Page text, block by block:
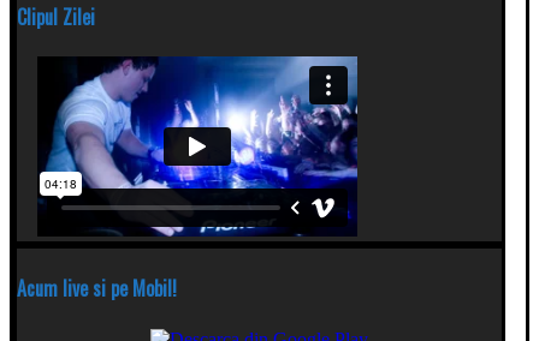
Clipul Zilei
Acum live si pe Mobil!